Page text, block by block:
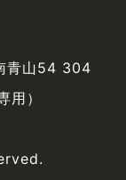
青山54 304
）